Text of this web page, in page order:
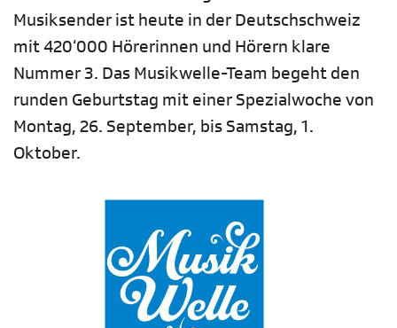
Musiksender ist heute in der Deutschschweiz
mit 420‘000 Hörerinnen und Hörern klare
Nummer 3. Das Musikwelle-Team begeht den
runden Geburtstag mit einer Spezialwoche von
Montag, 26. September, bis Samstag, 1.
Oktober.